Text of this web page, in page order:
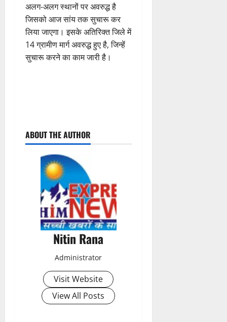
अलग-अलग स्थानों पर अवरुद्ध है
जिसको आज सांय तक सुचारू कर
लिया जाएगा। इसके अतिरिक्त जिले में
14 ग्रामीण मार्ग अवरुद्ध हुए है, जिन्हें
सुचारू करने का काम जारी है।
o
ABOUT THE AUTHOR
Nitin Rana
Administrator
Visit Website
View All Posts